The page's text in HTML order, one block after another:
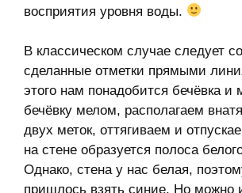
восприятия уровня воды.
В классическом случае следует
сделанные отметки прямыми
этого нам понадобится бечёвка и
бечёвку мелом, располагаем
двух меток, оттягиваем и
на стене образуется полоса
Однако, стена у нас белая,
пришлось взять синие. Но можно